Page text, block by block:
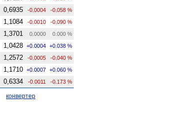
0,6935 -0.0004 -0.058 %
1,1084 -0.0010 -0.090 %
1,3701 0.0000 0.000 %
1,0428 +0.0004 +0.038 %
1,2572 -0.0005 -0.040 %
1,1710 +0.0007 +0.060 %
0,6334 -0.0011 -0.173 %
конвертер